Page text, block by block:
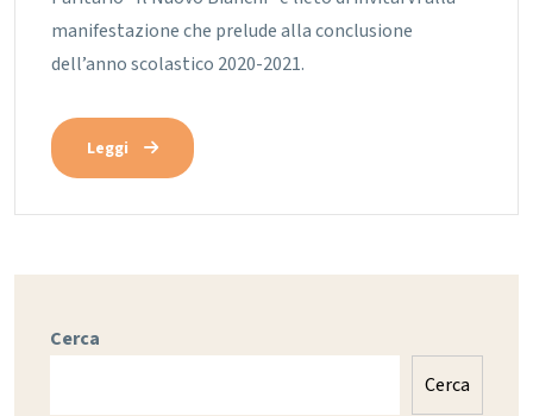
manifestazione che prelude alla conclusione
dell’anno scolastico 2020-2021.
Leggi
Cerca
Cerca